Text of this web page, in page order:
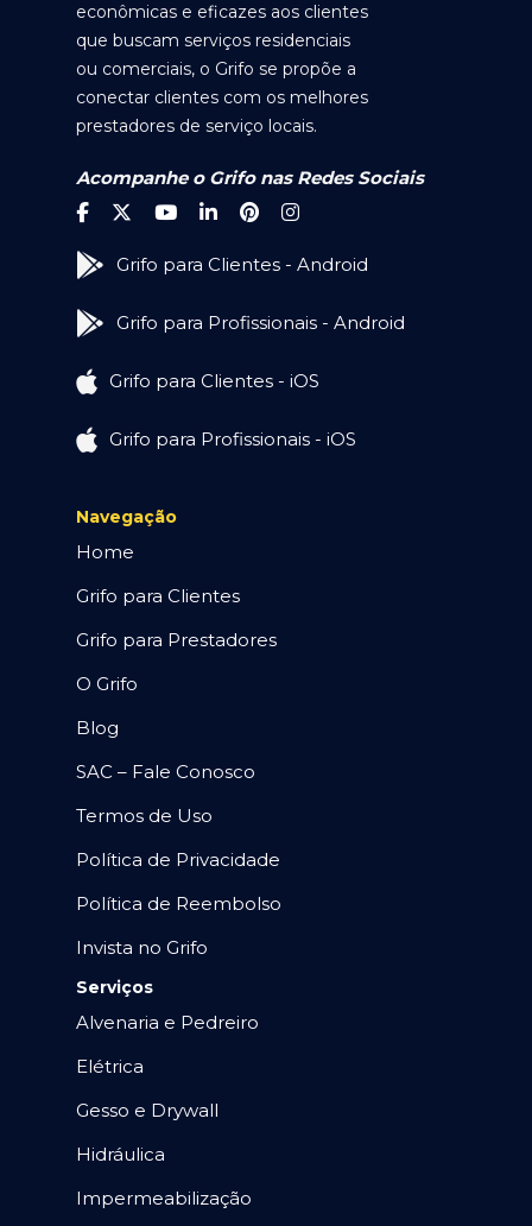
econômicas e eficazes aos clientes
que buscam serviços residenciais
ou comerciais, o Grifo se propõe a
conectar clientes com os melhores
prestadores de serviço locais.
Acompanhe o Grifo nas Redes Sociais
Grifo para Clientes - Android
Grifo para Profissionais - Android
Grifo para Clientes - iOS
Grifo para Profissionais - iOS
Navegação
Home
Grifo para Clientes
Grifo para Prestadores
O Grifo
Blog
SAC – Fale Conosco
Termos de Uso
Política de Privacidade
Política de Reembolso
Invista no Grifo
Serviços
Alvenaria e Pedreiro
Elétrica
Gesso e Drywall
Hidráulica
Impermeabilização